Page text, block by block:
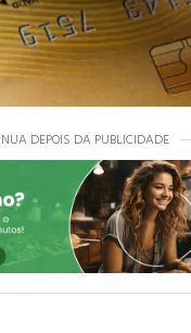
DEPOIS DA PUBLICIDADE